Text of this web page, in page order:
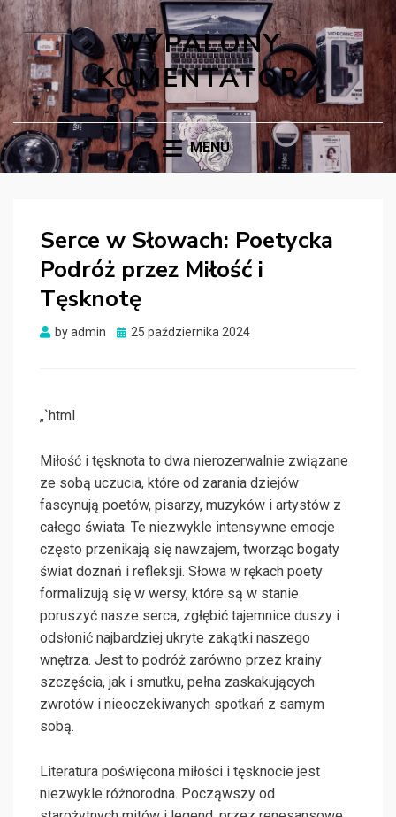
WYPALONY
KOMENTATOR
MENU
Serce w Słowach: Poetycka
Podróż przez Miłość i
Tęsknotę
byadmin
Posted
25 października 2024
„`html
Miłość i tęsknota to dwa nierozerwalnie związane
ze sobą uczucia, które od zarania dziejów
fascynują poetów, pisarzy, muzyków i artystów z
całego świata. Te niezwykle intensywne emocje
często przenikają się nawzajem, tworząc bogaty
świat doznań i refleksji. Słowa w rękach poety
formalizują się w wersy, które są w stanie
poruszyć nasze serca, zgłębić tajemnice duszy i
odsłonić najbardziej ukryte zakątki naszego
wnętrza. Jest to podróż zarówno przez krainy
szczęścia, jak i smutku, pełna zaskakujących
zwrotów i nieoczekiwanych spotkań z samym
sobą.
Literatura poświęcona miłości i tęsknocie jest
niezwykle różnorodna. Począwszy od